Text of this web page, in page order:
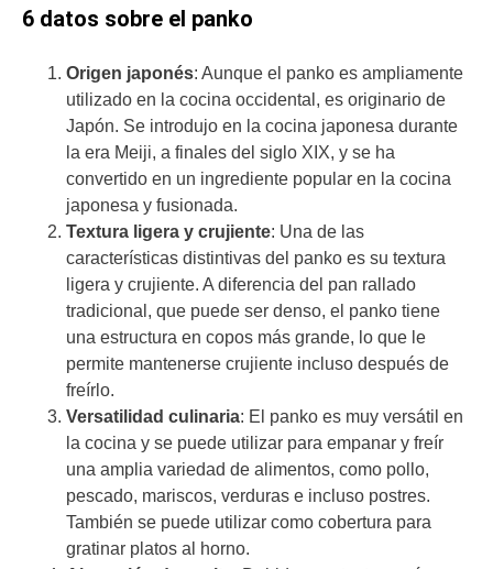
6 datos sobre el panko
Origen japonés: Aunque el panko es ampliamente
utilizado en la cocina occidental, es originario de
Japón. Se introdujo en la cocina japonesa durante
la era Meiji, a finales del siglo XIX, y se ha
convertido en un ingrediente popular en la cocina
japonesa y fusionada.
Textura ligera y crujiente: Una de las
características distintivas del panko es su textura
ligera y crujiente. A diferencia del pan rallado
tradicional, que puede ser denso, el panko tiene
una estructura en copos más grande, lo que le
permite mantenerse crujiente incluso después de
freírlo.
Versatilidad culinaria: El panko es muy versátil en
la cocina y se puede utilizar para empanar y freír
una amplia variedad de alimentos, como pollo,
pescado, mariscos, verduras e incluso postres.
También se puede utilizar como cobertura para
gratinar platos al horno.